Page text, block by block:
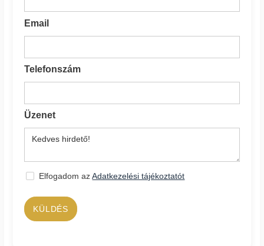
Email
Telefonszám
Üzenet
Elfogadom azAdatkezelési tájékoztatót
KÜLDÉS